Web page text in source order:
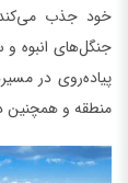
خود جذب می‌کند.
جنگل‌های انبوه
پیاده‌روی در
منطقه و همچنین